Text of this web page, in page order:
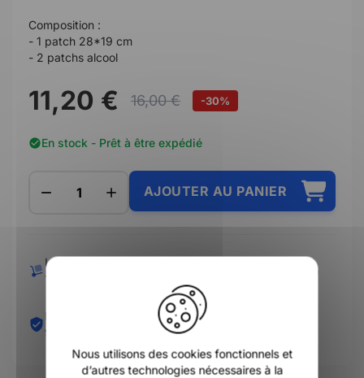
Composition :
- 1 patch 28*19 cm
- 2 patchs alcool
11,20 € 16,00 € -30%
En stock - Prêt à être expédié
AJOUTER AU PANIER
Livraison offerte dès
149€
Expédié sous 24/48h
Paiement en 3/4 X sans
frais
Nous utilisons des cookies fonctionnels et
d’autres technologies nécessaires à la